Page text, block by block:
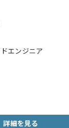
エンジニア
詳細を見る